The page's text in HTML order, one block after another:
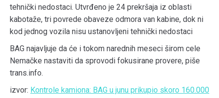
tehnički nedostaci. Utvrđeno je 24 prekršaja iz oblasti
kabotaže, tri povrede obaveze odmora van kabine, dok ni
kod jednog vozila nisu ustanovljeni tehnički nedostaci
BAG najavljuje da će i tokom narednih meseci širom cele
Nemačke nastaviti da sprovodi fokusirane provere, piše
trans.info.
izvor: Kontrole kamiona: BAG u junu prikupio skoro 160.000